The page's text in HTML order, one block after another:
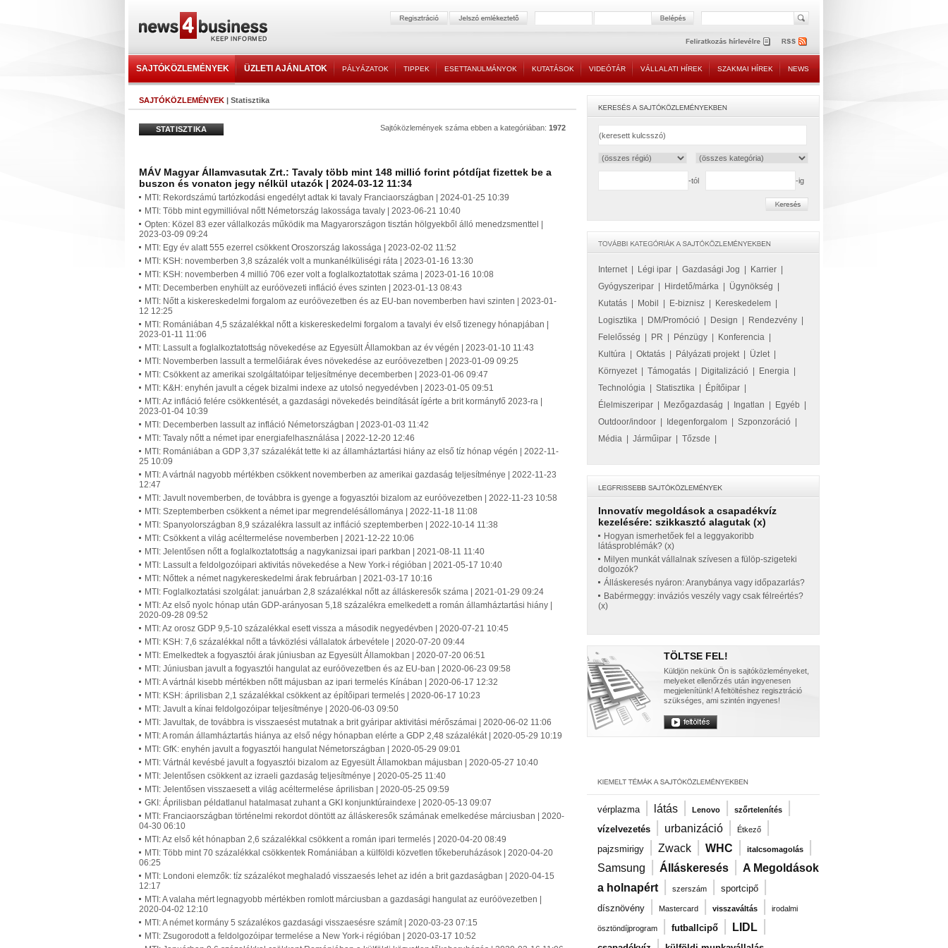
SAJTÓKÖZLEMÉNYEK ÜZLETI AJÁNLATOK PÁLYÁZATOK TIPPEK ESETTANULMÁNYOK KUTATÁSOK VIDEÓTÁR VÁLLALATI HÍREK SZAKMAI HÍREK NEWS
SAJTÓKÖZLEMÉNYEK | Statisztika
STATISZTIKA Sajtóközlemények száma ebben a kategóriában: 1972
MÁV Magyar Államvasutak Zrt.: Tavaly több mint 148 millió forint pótdíjat fizettek be a
buszon és vonaton jegy nélkül utazók | 2024-03-12 11:34
MTI: Rekordszámú tartózkodási engedélyt adtak ki tavaly Franciaországban | 2024-01-25 10:39
MTI: Több mint egymillióval nőtt Németország lakossága tavaly | 2023-06-21 10:40
Opten: Közel 83 ezer vállalkozás működik ma Magyarországon tisztán hölgyekből álló menedzsmenttel |
2023-03-09 09:24
MTI: Egy év alatt 555 ezerrel csökkent Oroszország lakossága | 2023-02-02 11:52
MTI: KSH: novemberben 3,8 százalék volt a munkanélküliségi ráta | 2023-01-16 13:30
MTI: KSH: novemberben 4 millió 706 ezer volt a foglalkoztatottak száma | 2023-01-16 10:08
MTI: Decemberben enyhült az euróövezeti infláció éves szinten | 2023-01-13 08:43
MTI: Nőtt a kiskereskedelmi forgalom az euróövezetben és az EU-ban novemberben havi szinten | 2023-01-
12 12:25
MTI: Romániában 4,5 százalékkal nőtt a kiskereskedelmi forgalom a tavalyi év első tizenegy hónapjában |
2023-01-11 11:06
MTI: Lassult a foglalkoztatottság növekedése az Egyesült Államokban az év végén | 2023-01-10 11:43
MTI: Novemberben lassult a termelőiárak éves növekedése az euróövezetben | 2023-01-09 09:25
MTI: Csökkent az amerikai szolgáltatóipar teljesítménye decemberben | 2023-01-06 09:47
MTI: K&H: enyhén javult a cégek bizalmi indexe az utolsó negyedévben | 2023-01-05 09:51
MTI: Az infláció felére csökkentését, a gazdasági növekedés beindítását ígérte a brit kormányfő 2023-ra |
2023-01-04 10:39
MTI: Decemberben lassult az infláció Németországban | 2023-01-03 11:42
MTI: Tavaly nőtt a német ipar energiafelhasználása | 2022-12-20 12:46
MTI: Romániában a GDP 3,37 százalékát tette ki az államháztartási hiány az első tíz hónap végén | 2022-11-
25 10:09
MTI: A vártnál nagyobb mértékben csökkent novemberben az amerikai gazdaság teljesítménye | 2022-11-23
12:47
MTI: Javult novemberben, de továbbra is gyenge a fogyasztói bizalom az euróövezetben | 2022-11-23 10:58
MTI: Szeptemberben csökkent a német ipar megrendelésállománya | 2022-11-18 11:08
MTI: Spanyolországban 8,9 százalékra lassult az infláció szeptemberben | 2022-10-14 11:38
MTI: Csökkent a világ acéltermelése novemberben | 2021-12-22 10:06
MTI: Jelentősen nőtt a foglalkoztatottság a nagykanizsai ipari parkban | 2021-08-11 11:40
MTI: Lassult a feldolgozóipari aktivitás növekedése a New York-i régióban | 2021-05-17 10:40
MTI: Nőttek a német nagykereskedelmi árak februárban | 2021-03-17 10:16
MTI: Foglalkoztatási szolgálat: januárban 2,8 százalékkal nőtt az álláskeresők száma | 2021-01-29 09:24
MTI: Az első nyolc hónap után GDP-arányosan 5,18 százalékra emelkedett a román államháztartási hiány |
2020-09-28 09:52
MTI: Az orosz GDP 9,5-10 százalékkal esett vissza a második negyedévben | 2020-07-21 10:45
MTI: KSH: 7,6 százalékkal nőtt a távközlési vállalatok árbevétele | 2020-07-20 09:44
MTI: Emelkedtek a fogyasztói árak júniusban az Egyesült Államokban | 2020-07-20 06:51
MTI: Júniusban javult a fogyasztói hangulat az euróövezetben és az EU-ban | 2020-06-23 09:58
MTI: A vártnál kisebb mértékben nőtt májusban az ipari termelés Kínában | 2020-06-17 12:32
MTI: KSH: áprilisban 2,1 százalékkal csökkent az építőipari termelés | 2020-06-17 10:23
MTI: Javult a kínai feldolgozóipar teljesítménye | 2020-06-03 09:50
MTI: Javultak, de továbbra is visszaesést mutatnak a brit gyáripar aktivitási mérőszámai | 2020-06-02 11:06
MTI: A román államháztartás hiánya az első négy hónapban elérte a GDP 2,48 százalékát | 2020-05-29 10:19
MTI: GfK: enyhén javult a fogyasztói hangulat Németországban | 2020-05-29 09:01
MTI: Vártnál kevésbé javult a fogyasztói bizalom az Egyesült Államokban májusban | 2020-05-27 10:40
MTI: Jelentősen csökkent az izraeli gazdaság teljesítménye | 2020-05-25 11:40
MTI: Jelentősen visszaesett a világ acéltermelése áprilisban | 2020-05-25 09:59
GKI: Áprilisban példatlanul hatalmasat zuhant a GKI konjunktúraindexe | 2020-05-13 09:07
MTI: Franciaországban történelmi rekordot döntött az álláskeresők számának emelkedése márciusban | 2020-
04-30 06:10
MTI: Az első két hónapban 2,6 százalékkal csökkent a román ipari termelés | 2020-04-20 08:49
MTI: Több mint 70 százalékkal csökkentek Romániában a külföldi közvetlen tőkeberuházások | 2020-04-20
06:25
MTI: Londoni elemzők: tíz százalékot meghaladó visszaesés lehet az idén a brit gazdaságban | 2020-04-15
12:17
MTI: A valaha mért legnagyobb mértékben romlott márciusban a gazdasági hangulat az euróövezetben |
2020-04-02 12:10
MTI: A német kormány 5 százalékos gazdasági visszaesésre számít | 2020-03-23 07:15
MTI: Zsugorodott a feldolgozóipar termelése a New York-i régióban | 2020-03-17 10:52
-tól -ig
Internet| Légi ipar Gazdasági Jog Karrier
Gyógyszeripar
Hirdető/márka Ügynökség
Kutatás
Mobil E-biznisz Kereskedelem
Logisztika
DM/Promóció Design Rendezvény
Felelősség
PR Pénzügy Konferencia
Kultúra
Oktatás Pályázati projekt| Üzlet|
Környezet| Támogatás Digitalizáció Energia
Technológia
Statisztika Építőipar
Élelmiszeripar
Mezőgazdaság Ingatlan Egyéb
Outdoor/indoor
Idegenforgalom Szponzoráció
Média
Járműipar Tőzsde
Innovatív megoldások a csapadékvíz
kezelésére: szikkasztó alagutak (x)
Hogyan ismerhetőek fel a leggyakoribb
látásproblémák? (x)
Milyen munkát vállalnak szívesen a fülöp-szigeteki
dolgozók?
Álláskeresés nyáron: Aranybánya vagy időpazarlás?
Babérmeggy: inváziós veszély vagy csak félreértés?
(x)
TÖLTSE FEL!
Küldjön nekünk Ön is sajtóközleményeket,
melyeket ellenőrzés után ingyenesen
megjelenítünk! A feltöltéshez regisztráció
szükséges, ami szintén ingyenes!
vérplazma | látás | Lenovo | szőrtelenítés |
vízelvezetés | urbanizáció | Étkező |
pajzsmirigy | Zwack | WHC | italcsomagolás |
Samsung | Álláskeresés | A Megoldások
a holnapért | szerszám | sportcipő |
dísznövény | Mastercard | visszaváltás | irodalmi
ösztöndíjprogram | futballcipő | LIDL |